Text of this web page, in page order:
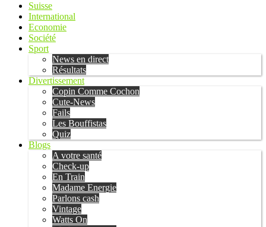
Suisse
International
Economie
Société
Sport
News en direct
Résultats
Divertissement
Copin Comme Cochon
Cute-News
Fails
Les Bouffistas
Quiz
Blogs
A votre santé
Check-up
En Train
Madame Energie
Parlons cash
Vintage
Watts On